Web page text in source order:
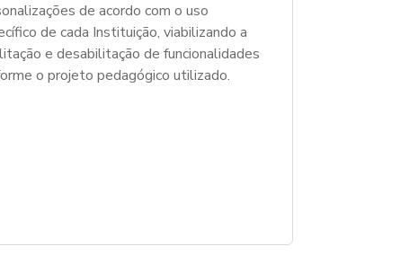
de acordo com o uso
de cada Instituição, viabilizando a
e desabilitação de funcionalidades
o projeto pedagógico utilizado.